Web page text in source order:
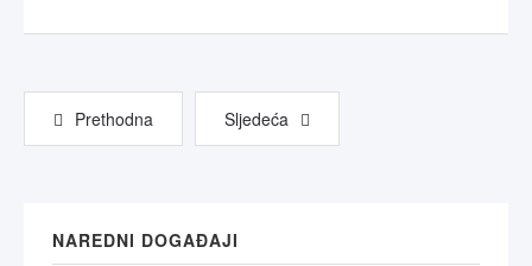
Prethodna Sljedeća
NAREDNI DOGAĐAJI